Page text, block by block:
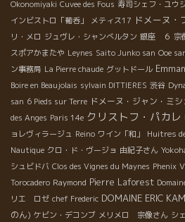
Okonomiyaki Cuvee des Fous 寿司シェフ・ユウ
インビストロ「葡呑」
メティス17 ドメーヌ・
リ・メロ ジュヴレ・シャンべルタン 銀座 ６ 宗
スポアかまたや Leynes Saito Junko san Ooe
ン事務局 La Pierre chaude グットドール
Boire en Beaujolais sylvain DITTIERES 渋谷
san 6 Pieds sur Terre ドメーヌ・ジャン・ミ
des Anges Paris 14e クリストフ・パカレ
ョレヴィラージュ Reino ワイン「和」 Huitres
Nautique クロ・ド・ヴージョ 由紀子さん
シュビドバ Clos des Vignes du Maynes Phenix
Torocadero Raymond Pierre Laforest
リエ ロゼ chef Frederic DOMAINE ERIC
のん) ケビン・デコンブ メリメロ 宗像さん シ